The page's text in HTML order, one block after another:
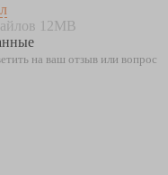
12MB
на ваш отзыв или вопрос